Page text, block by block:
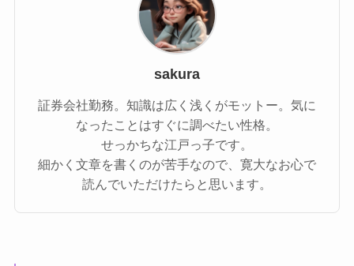
sakura
証券会社勤務。知識は広く浅くがモットー。気に
なったことはすぐに調べたい性格。
せっかちな江戸っ子です。
細かく文章を書くのが苦手なので、寛大なお心で
読んでいただけたらと思います。